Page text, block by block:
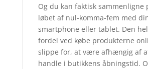
Og du kan faktisk sammenligne
løbet af nul-komma-fem med
smartphone eller tablet. Den
fordel ved købe produkterne
slippe for, at være afhængig af
handle i butikkens åbningstid.